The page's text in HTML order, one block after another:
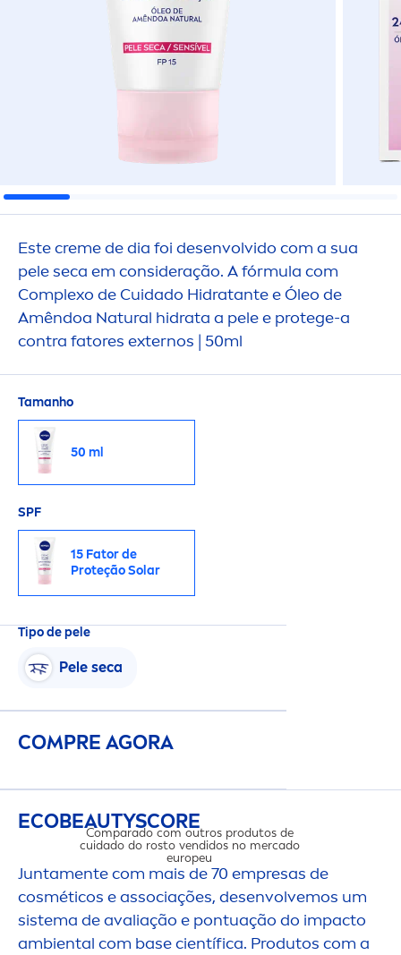
Estecremede dia foi desenvolvido com a sua
pele seca em consideração. A fórmula com
Complexo de Cuidado Hidratante e Óleo de
Amêndoa Natural hidrata a pele e protege-a
contra fatores externos | 50ml
Tamanho
50 ml
SPF
15 Fator de
Proteção Solar
Tipo de pele
Pele seca
COMPRE AGORA
ECOBEAUTYSCORE
Comparado com outros produtos de
cuidado do rosto vendidos no mercado
europeu
Juntamente com mais de 70 empresas de
cosméticos e associações, desenvolvemos um
sistema de avaliação e pontuação do impacto
ambiental com base científica. Produtos com a